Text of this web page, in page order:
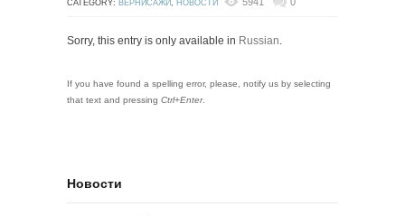
CATEGORY: ВЕРНИСАЖИ, НОВОСТИ
Sorry, this entry is only available in Russian.
If you have found a spelling error, please, notify us by selecting
that text and pressing Ctrl+Enter.
Новости